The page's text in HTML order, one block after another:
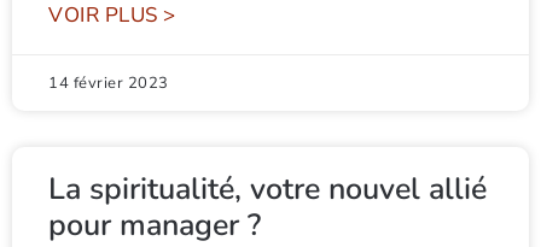
VOIR PLUS >
14 février 2023
La spiritualité, votre nouvel allié
pour manager ?